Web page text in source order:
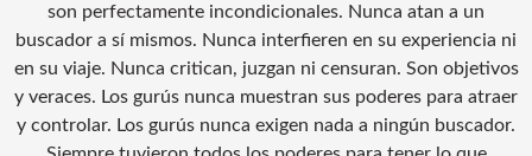
son perfectamente incondicionales. Nunca atan a un
buscador a sí mismos. Nunca interfieren en su experiencia ni
en su viaje. Nunca critican, juzgan ni censuran. Son objetivos
y veraces. Los gurús nunca muestran sus poderes para atraer
y controlar. Los gurús nunca exigen nada a ningún buscador.